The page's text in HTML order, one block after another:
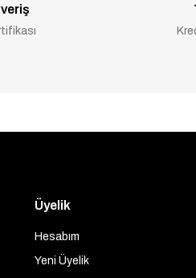
Üyelik
Hesabım
Yeni Üyelik